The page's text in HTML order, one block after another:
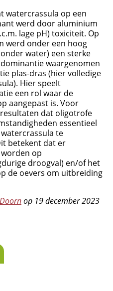
watercrassula op een
werd door aluminium
lage pH) toxiciteit. Op
werd onder een hoog
water) een sterke
waargenomen
plas-dras (hier volledige
Hier speelt
een rol waar de
aangepast is. Voor
dat oligotrofe
essentieel
te
betekent dat er
op
droogval) en/of het
de oevers om uitbreiding
op 19 december 2023